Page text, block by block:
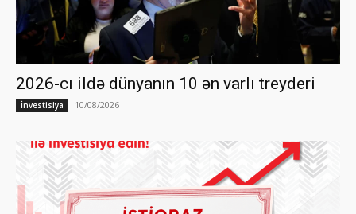
2026-cı ildə dünyanın 10 ən varlı treyderi
İnvestisiya 10/08/2026